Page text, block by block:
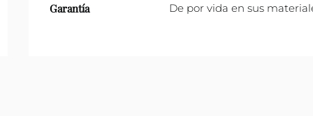
Garantía De por vida en sus